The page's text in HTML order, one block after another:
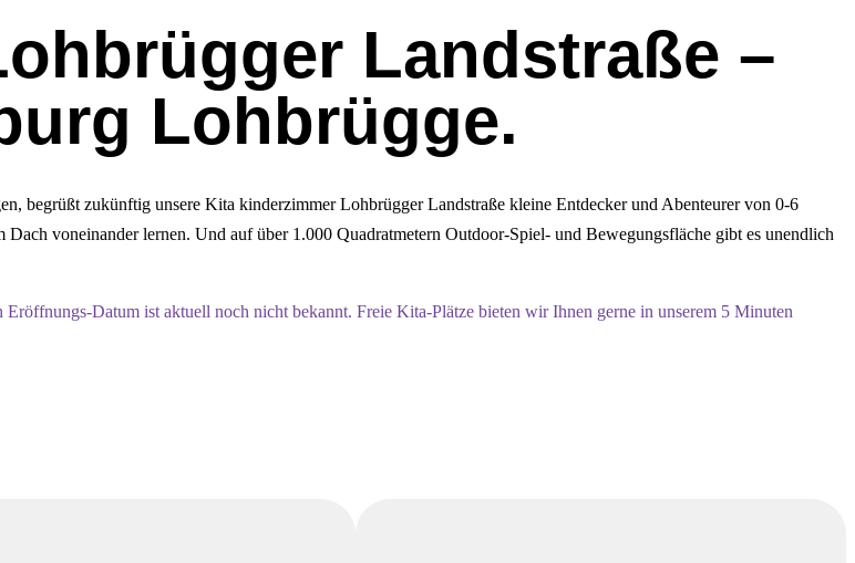
Landstraße –
Lohbrügge.
begrüßt zukünftig unsere Kita kinderzimmer Lohbrügger Landstraße kleine Entdecker und Abenteurer von 0-6
voneinander lernen. Und auf über 1.000 Quadratmetern Outdoor-Spiel- und Bewegungsfläche gibt es unendlich
Datum ist aktuell noch nicht bekannt. Freie Kita-Plätze bieten wir Ihnen gerne in unserem 5 Minuten